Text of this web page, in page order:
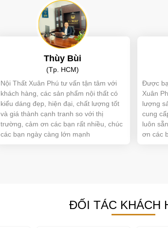
Thùy Bùi
(Tp. HCM)
Nội Thất Xuân Phú tư vấn tận tâm với
khách hàng, các sản phẩm nội thất có
kiểu dáng đẹp, hiện đại, chất lượng tốt
và giá thành cạnh tranh so với thị
trường, cảm ơn các bạn rất nhiều, chúc
các bạn ngày càng lớn mạnh
Được
Xuân
lượng
cung
luôn
ơn các
ĐỐI TÁC KHÁCH